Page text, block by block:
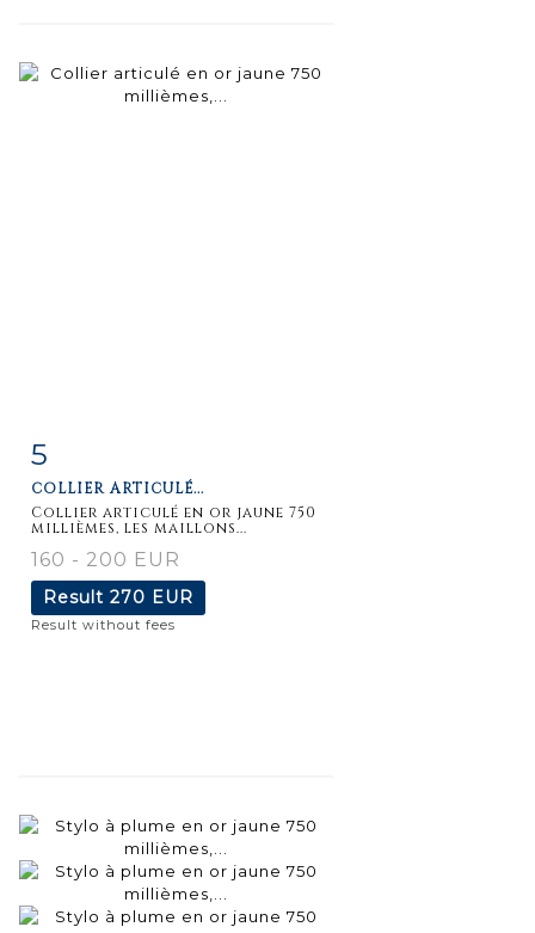
5
COLLIER ARTICULÉ...
Collier articulé en or jaune 750
millièmes, les maillons...
160 - 200 EUR
Result 270 EUR
Result without fees